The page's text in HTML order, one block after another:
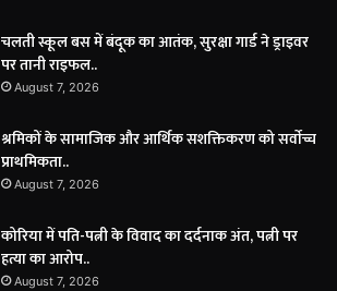
चलती स्कूल बस में बंदूक का आतंक, सुरक्षा गार्ड ने ड्राइवर
पर तानी राइफल..
August 7, 2026
श्रमिकों के सामाजिक और आर्थिक सशक्तिकरण को सर्वाेच्च
प्राथमिकता..
August 7, 2026
कोरिया में पति-पत्नी के विवाद का दर्दनाक अंत, पत्नी पर
हत्या का आरोप..
August 7, 2026